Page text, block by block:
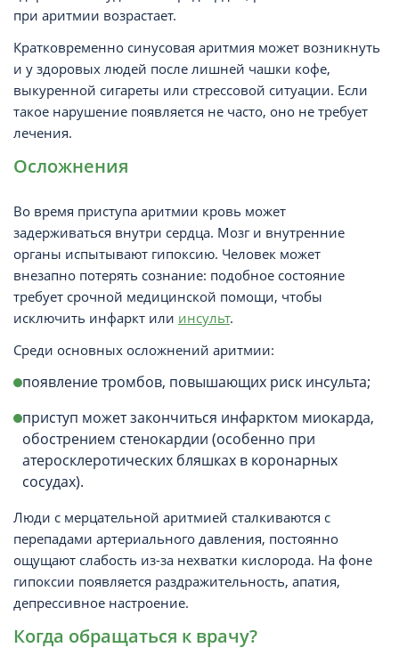
при аритмии возрастает.
Кратковременно синусовая аритмия может возникнуть
и у здоровых людей после лишней чашки кофе,
выкуренной сигареты или стрессовой ситуации. Если
такое нарушение появляется не часто, оно не требует
лечения.
Осложнения
Во время приступа аритмии кровь может
задерживаться внутри сердца. Мозг и внутренние
органы испытывают гипоксию. Человек может
внезапно потерять сознание: подобное состояние
требует срочной медицинской помощи, чтобы
исключить инфаркт или инсульт.
Среди основных осложнений аритмии:
появление тромбов, повышающих риск инсульта;
приступ может закончиться инфарктом миокарда,
обострением стенокардии (особенно при
атеросклеротических бляшках в коронарных
сосудах).
Люди с мерцательной аритмией сталкиваются с
перепадами артериального давления, постоянно
ощущают слабость из-за нехватки кислорода. На фоне
гипоксии появляется раздражительность, апатия,
депрессивное настроение.
Когда обращаться к врачу?